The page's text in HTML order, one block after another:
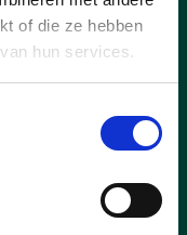
of die ze hebben
hun services.
vormen
de nationale
lichtte